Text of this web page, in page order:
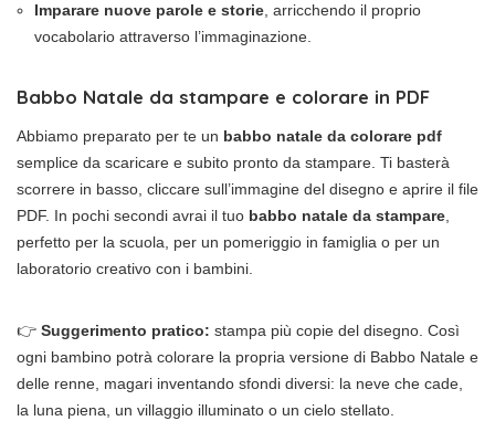
Imparare nuove parole e storie , arricchendo il proprio
vocabolario attraverso l’immaginazione.
Babbo Natale da stampare e colorare in PDF
Abbiamo preparato per te un babbo natale da colorare pdf
semplice da scaricare e subito pronto da stampare. Ti basterà
scorrere in basso, cliccare sull’immagine del disegno e aprire il file
PDF. In pochi secondi avrai il tuo babbo natale da stampare
perfetto per la scuola, per un pomeriggio in famiglia o per un
laboratorio creativo con i bambini.
👉 Suggerimento pratico: stampa più copie del disegno. Così
ogni bambino potrà colorare la propria versione di Babbo Natale e
delle renne, magari inventando sfondi diversi: la neve che cade,
la luna piena, un villaggio illuminato o un cielo stellato.